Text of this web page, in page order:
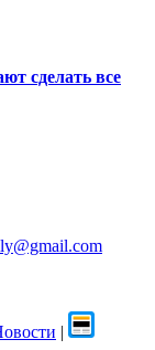
сделать все
|